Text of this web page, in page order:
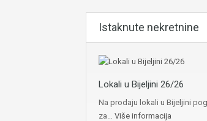
Istaknute nekretnine
Lokali u Bijeljini 26/26
Na prodaju lokali u Bijeljini
za… Više informacija